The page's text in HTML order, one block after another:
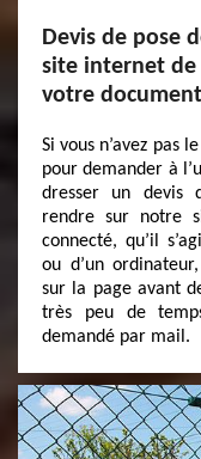
Devis de pose
site internet de
votre document
Si vous n’avez pas
pour demander à
dresser un devis
rendre sur notre
connecté, qu’il
ou d’un
sur la page avant
très peu de
demandé par mail.